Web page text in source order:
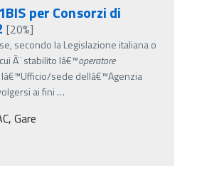
per Consorzi di
[20%]
secondo la Legislazione italiana o
Ã¨ stabilito lâ€™operatore
sede dellâ€™Agenzia
ai fini …
Gare